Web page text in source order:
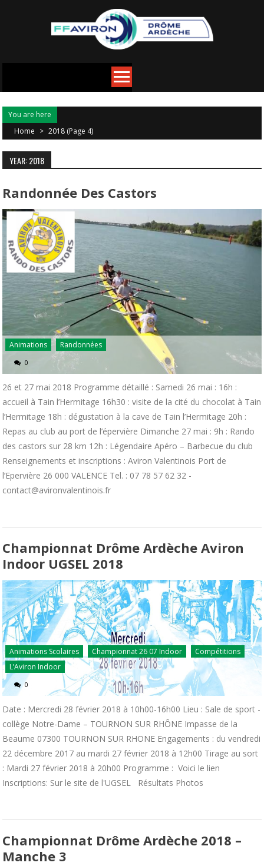
You are here
Home > 2018 (Page 4)
YEAR: 2018
Randonnée Des Castors
Animations Randonnées
0
26 et 27 mai 2018 Programme détaillé : Samedi 26 mai : 16h :
accueil à Tain l’Hermitage 16h30 : visite de la cité du chocolat à Tain
l’Hermitage 18h : dégustation à la cave de Tain l’Hermitage 20h :
Repas au club au port de l’épervière Dimanche 27 mai : 9h : Rando
des castors sur 28 km 12h : Légendaire Apéro – Barbecue du club
Renseignements et inscriptions : Aviron Valentinois Port de
l’Epervière 26 000 VALENCE Tel. : 07 78 57 62 32 -
contact@avironvalentinois.fr
Championnat Drôme Ardèche Aviron
Indoor UGSEL 2018
Animations Scolaires Championnat 26 07 Indoor
Compétitions
L’Aviron Indoor
0
Date : Mercredi 28 février 2018 à 10h00-16h00 Lieu : Sale de sport -
collège Notre-Dame – TOURNON SUR RHÔNE Impasse de la
Beaume 07300 TOURNON SUR RHONE Engagements : du vendredi
22 décembre 2017 au mardi 27 février 2018 à 12h00 Tirage au sort
: Mardi 27 février 2018 à 20h00 Programme : Voici le lien
Inscriptions: Sur le site de l'UGSEL Résultats Photos
Championnat Drôme Ardèche 2018 –
Manche 3